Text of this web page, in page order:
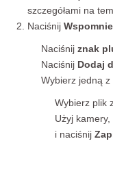
szczegółami na
Naciśnij
Naciśnij znak
Naciśnij Dodaj
Wybierz jedną z
Wybierz plik
Użyj
i naciśnij